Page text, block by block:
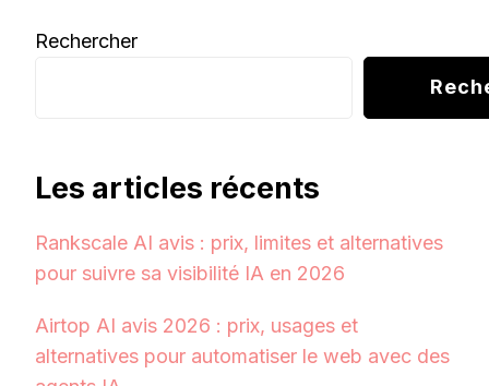
Rechercher
Les articles récents
Rankscale AI avis : prix, limites et alternatives
pour suivre sa visibilité IA en 2026
Airtop AI avis 2026 : prix, usages et
alternatives pour automatiser le web avec des